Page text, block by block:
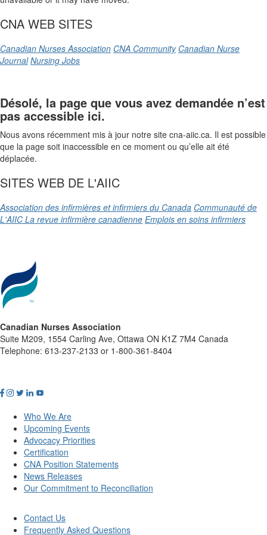
CNA WEB SITES
Canadian Nurses Association CNA Community Canadian Nurse
Journal Nursing Jobs
Désolé, la page que vous avez demandée n’est
pas accessible ici.
Nous avons récemment mis à jour notre site cna-aiic.ca. Il est possible
que la page soit inaccessible en ce moment ou qu’elle ait été
déplacée.
SITES WEB DE L'AIIC
Association des infirmières et infirmiers du Canada Communauté de
L'AIIC La revue infirmière canadienne Emplois en soins infirmiers
Canadian Nurses Association
Suite M209, 1554 Carling Ave, Ottawa ON K1Z 7M4 Canada
Telephone: 613-237-2133 or 1-800-361-8404
Who We Are
Upcoming Events
Advocacy Priorities
Certification
CNA Position Statements
News Releases
Our Commitment to Reconciliation
Contact Us
Frequently Asked Questions